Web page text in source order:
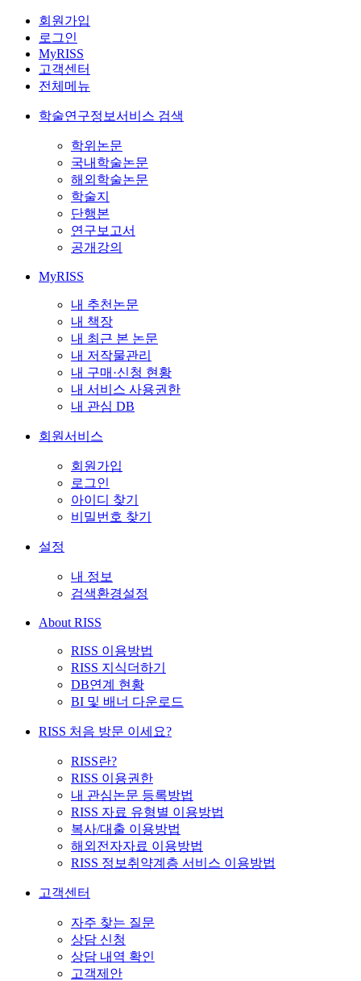
회원가입
로그인
MyRISS
고객센터
전체메뉴
학술연구정보서비스 검색
학위논문
국내학술논문
해외학술논문
학술지
단행본
연구보고서
공개강의
MyRISS
내 추천논문
내 책장
내 최근 본 논문
내 저작물관리
내 구매·신청 현황
내 서비스 사용권한
내 관심 DB
회원서비스
회원가입
로그인
아이디 찾기
비밀번호 찾기
설정
내 정보
검색환경설정
About RISS
RISS 이용방법
RISS 지식더하기
DB연계 현황
BI 및 배너 다운로드
RISS 처음 방문 이세요?
RISS란?
RISS 이용권한
내 관심논문 등록방법
RISS 자료 유형별 이용방법
복사/대출 이용방법
해외전자자료 이용방법
RISS 정보취약계층 서비스 이용방법
고객센터
자주 찾는 질문
상담 신청
상담 내역 확인
고객제안